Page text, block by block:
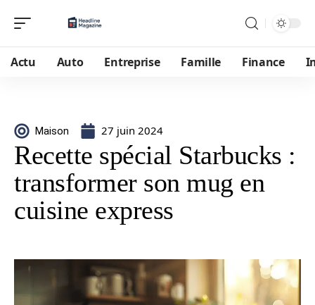
Actu Auto Entreprise Famille Finance
Maison 27 juin 2024
Recette spécial Starbucks :
transformer son mug en
cuisine express